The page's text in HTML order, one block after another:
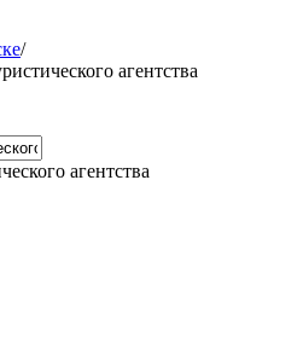
/
агентства
агентства